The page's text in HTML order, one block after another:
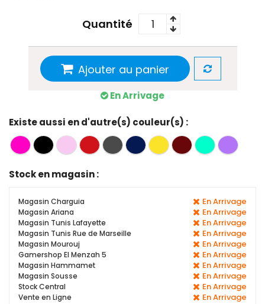
Quantité
Ajouter au panier
En Arrivage
Existe aussi en d'autre(s) couleur(s) :
Stock en magasin :
Magasin Charguia En Arrivage
Magasin Ariana En Arrivage
Magasin Tunis Lafayette En Arrivage
Magasin Tunis Rue de Marseille En Arrivage
Magasin Mourouj En Arrivage
Gamershop El Menzah 5 En Arrivage
Magasin Hammamet En Arrivage
Magasin Sousse En Arrivage
Stock Central En Arrivage
Vente en Ligne En Arrivage